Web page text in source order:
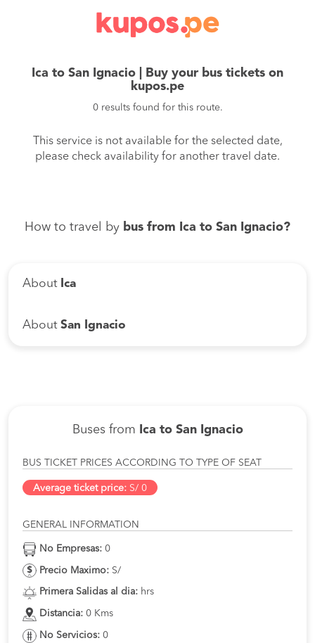
Ica to San Ignacio | Buy your bus tickets on
kupos.pe
0 results found for this route.
This service is not available for the selected date,
please check availability for another travel date.
How to travel by bus from Ica to San Ignacio?
About Ica
About San Ignacio
Buses from Ica to San Ignacio
BUS TICKET PRICES ACCORDING TO TYPE OF SEAT
Average ticket price: S/ 0
GENERAL INFORMATION
No Empresas: 0
Precio Maximo: S/
Primera Salidas al dia: hrs
Distancia: 0 Kms
No Servicios: 0